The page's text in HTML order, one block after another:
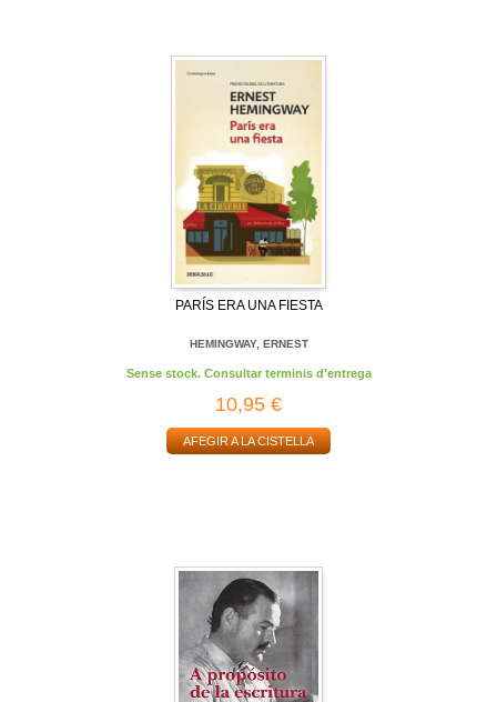
PARÍS ERA UNA FIESTA
HEMINGWAY, ERNEST
Sense stock. Consultar terminis d'entrega
10,95 €
AFEGIR A LA CISTELLA